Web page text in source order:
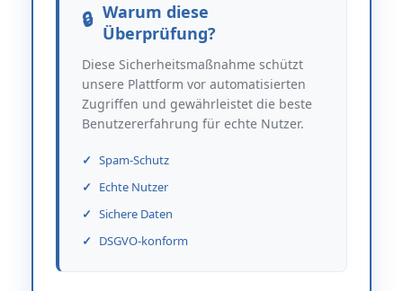
Warum diese
Überprüfung?
Diese Sicherheitsmaßnahme schützt
unsere Plattform vor automatisierten
Zugriffen und gewährleistet die beste
Benutzererfahrung für echte Nutzer.
Spam-Schutz
Echte Nutzer
Sichere Daten
DSGVO-konform